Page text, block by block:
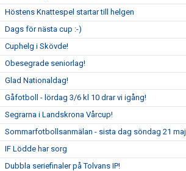
Höstens Knattespel startar till helgen
Dags för nästa cup :-)
Cuphelg i Skövde!
Obesegrade seniorlag!
Glad Nationaldag!
Gåfotboll - lördag 3/6 kl 10 drar vi igång!
Segrarna i Landskrona Vårcup!
Sommarfotbollsanmälan - sista dag söndag 21 maj
IF Lödde har sorg
Dubbla seriefinaler på Tolvans IP!